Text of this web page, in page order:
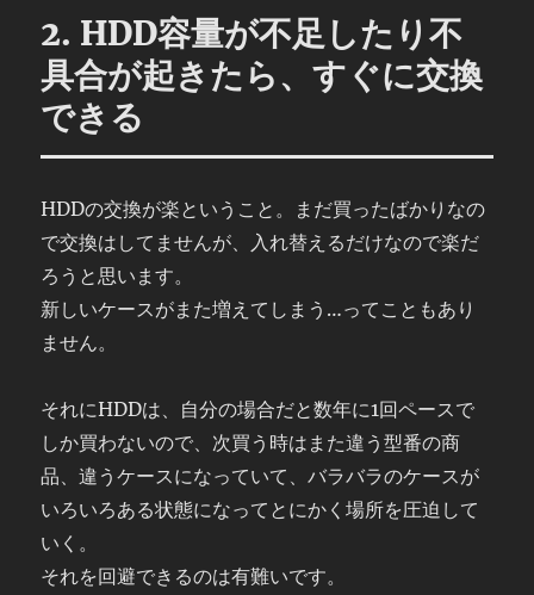
2. HDD容量が不足したり不
具合が起きたら、すぐに交換
できる
HDDの交換が楽ということ。まだ買ったばかりなの
で交換はしてませんが、入れ替えるだけなので楽だ
ろうと思います。
新しいケースがまた増えてしまう…ってこともあり
ません。
それにHDDは、自分の場合だと数年に1回ペースで
しか買わないので、次買う時はまた違う型番の商
品、違うケースになっていて、バラバラのケースが
いろいろある状態になってとにかく場所を圧迫して
いく。
それを回避できるのは有難いです。